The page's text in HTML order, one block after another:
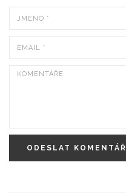
ODESLAT KOMENTÁŘ